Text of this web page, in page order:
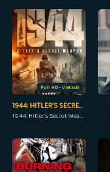
Full HD - Vietsub
1944: HITLER’S SECRET WEAPON
1944: Hitler's Secret Weapon (2021)